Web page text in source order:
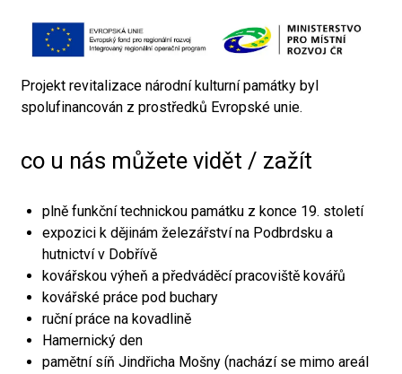
Projekt revitalizace národní kulturní památky byl
spolufinancován z prostředků Evropské unie.
co u nás můžete vidět / zažít
plně funkční technickou památku z konce 19. století
expozici k dějinám železářství na Podbrdsku a
hutnictví v Dobřívě
kovářskou výheň a předváděcí pracoviště kovářů
kovářské práce pod buchary
ruční práce na kovadlině
Hamernický den
pamětní síň Jindřicha Mošny (nachází se mimo areál